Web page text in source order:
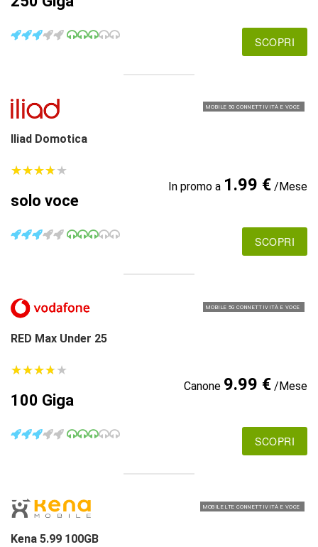
SCOPRI
MOBILE 5G CONNETTIVITÀ E VOCE
Iliad Domotica
★★★★★
★★★★★
solo voce
In promo a 1.99 €/Mese
SCOPRI
MOBILE 5G CONNETTIVITÀ E VOCE
RED Max Under 25
★★★★★
★★★★★
100 Giga
Canone 9.99 €/Mese
SCOPRI
MOBILE LTE CONNETTIVITÀ E VOCE
Kena 5.99 100GB